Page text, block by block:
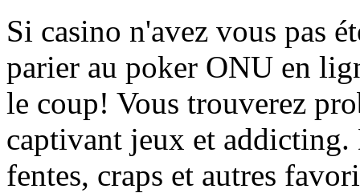
Si casino n'avez vous pas
parier au poker ONU en
le coup! Vous trouverez
captivant jeux et addicting.
fentes, craps et autres